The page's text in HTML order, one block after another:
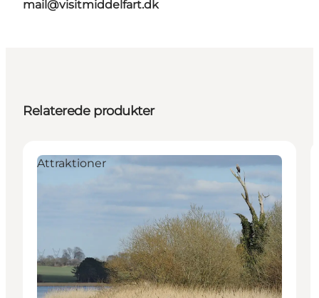
mail@visitmiddelfart.dk
Relaterede produkter
Attraktioner